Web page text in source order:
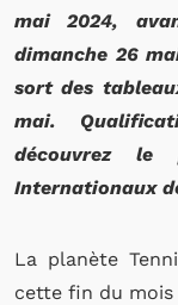
mai 2024,
dimanche 26
sort des
mai.
découvrez
Internationaux
La planète
cette fin du mois